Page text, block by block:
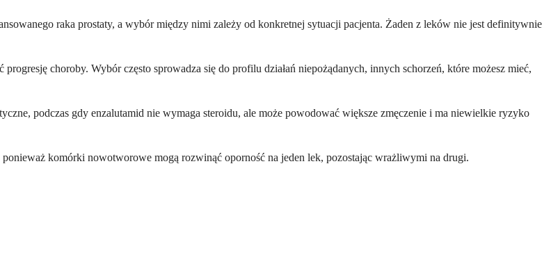
raka prostaty, a wybór między nimi zależy od konkretnej sytuacji pacjenta. Żaden z leków nie jest definitywnie
choroby. Wybór często sprowadza się do profilu działań niepożądanych, innych schorzeń, które możesz mieć,
podczas gdy enzalutamid nie wymaga steroidu, ale może powodować większe zmęczenie i ma niewielkie ryzyko
komórki nowotworowe mogą rozwinąć oporność na jeden lek, pozostając wrażliwymi na drugi.